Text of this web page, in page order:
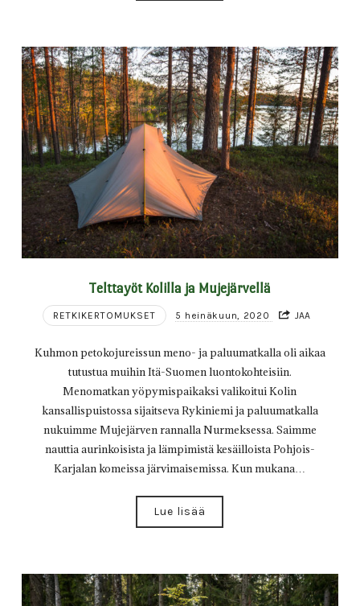
Telttayöt Kolilla ja Mujejärvellä
RETKIKERTOMUKSET 5 heinäkuun, 2020 JAA
Kuhmon petokojureissun meno- ja paluumatkalla oli aikaa
tutustua muihin Itä-Suomen luontokohteisiin.
Menomatkan yöpymispaikaksi valikoitui Kolin
kansallispuistossa sijaitseva Rykiniemi ja paluumatkalla
nukuimme Mujejärven rannalla Nurmeksessa. Saimme
nauttia aurinkoisista ja lämpimistä kesäilloista Pohjois-
Karjalan komeissa järvimaisemissa. Kun mukana…
Lue lisää